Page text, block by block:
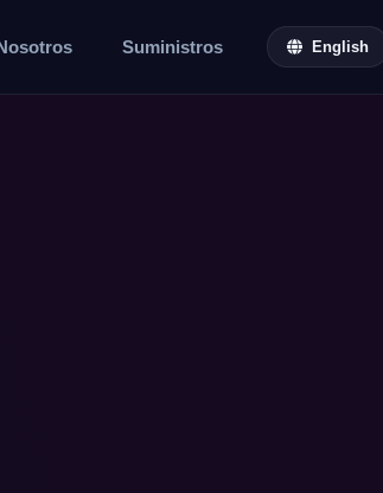
Suministros English